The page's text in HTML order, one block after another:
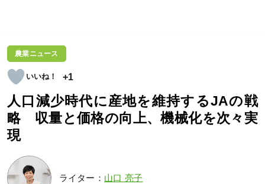
農業ニュース
+1
人口減少時代に産地を維持するJAの戦
略 収量と価格の向上、機械化を次々実
現
ライター： 山口 亮子